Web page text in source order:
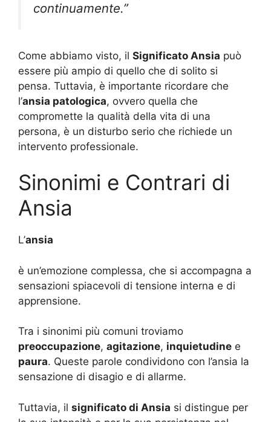
continuamente.”
Come abbiamo visto, il Significato Ansia può
essere più ampio di quello che di solito si
pensa. Tuttavia, è importante ricordare che
l’ansia patologica, ovvero quella che
compromette la qualità della vita di una
persona, è un disturbo serio che richiede un
intervento professionale.
Sinonimi e Contrari di
Ansia
L’ansia
è un’emozione complessa, che si accompagna a
sensazioni spiacevoli di tensione interna e di
apprensione.
Tra i sinonimi più comuni troviamo
preoccupazione, agitazione, inquietudine e
paura. Queste parole condividono con l’ansia la
sensazione di disagio e di allarme.
Tuttavia, il significato di Ansia si distingue per